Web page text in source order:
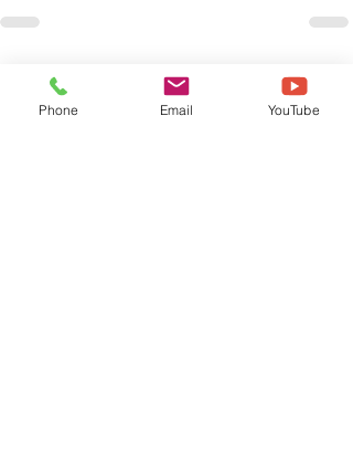
최근 게시물 전체 보기
Phone Email YouTube